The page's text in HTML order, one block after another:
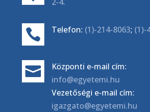
 Telefon: (1)-214-8063; (1)-

Központi e-mail cím:
info@egyetemi.hu
Vezetőségi e-mail cím:
igazgato@egyetemi.hu